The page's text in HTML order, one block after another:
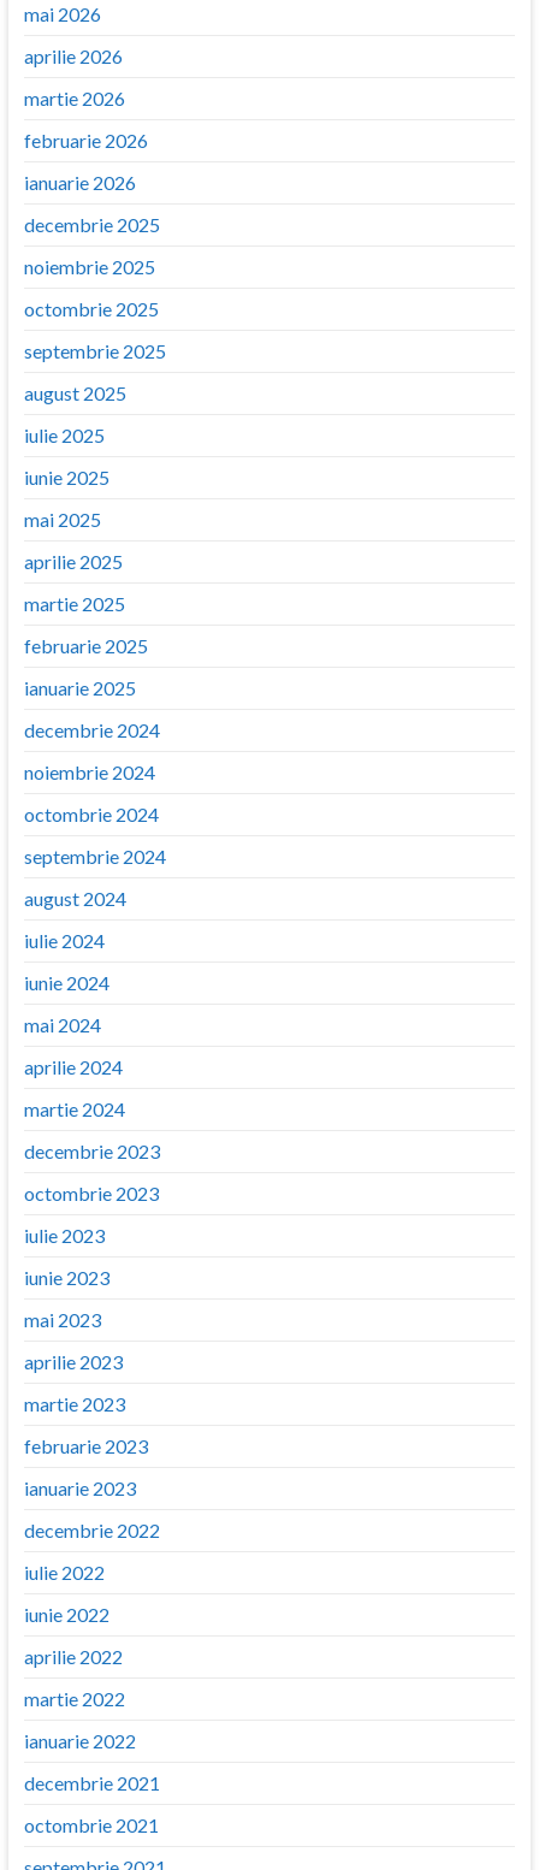
mai 2026
aprilie 2026
martie 2026
februarie 2026
ianuarie 2026
decembrie 2025
noiembrie 2025
octombrie 2025
septembrie 2025
august 2025
iulie 2025
iunie 2025
mai 2025
aprilie 2025
martie 2025
februarie 2025
ianuarie 2025
decembrie 2024
noiembrie 2024
octombrie 2024
septembrie 2024
august 2024
iulie 2024
iunie 2024
mai 2024
aprilie 2024
martie 2024
decembrie 2023
octombrie 2023
iulie 2023
iunie 2023
mai 2023
aprilie 2023
martie 2023
februarie 2023
ianuarie 2023
decembrie 2022
iulie 2022
iunie 2022
aprilie 2022
martie 2022
ianuarie 2022
decembrie 2021
octombrie 2021